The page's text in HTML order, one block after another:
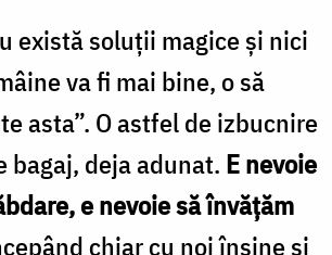
există soluţii magice şi nici
va fi mai bine, o să
asta”. O astfel de izbucnire
bagaj, deja adunat. E nevoie
e nevoie să învăţăm
chiar cu noi înşine şi